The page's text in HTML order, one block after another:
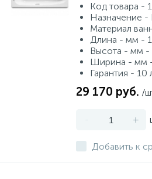
Код товара -
Назначение -
Материал
Длина - мм -
Высота - мм -
Ширина - мм
Гарантия - 10
29 170 руб. /
- +
Добавить к